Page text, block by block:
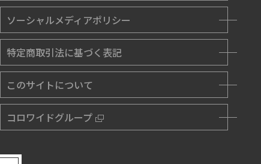
ソーシャルメディアポリシー
特定商取引法に基づく表記
このサイトについて
コロワイドグループ